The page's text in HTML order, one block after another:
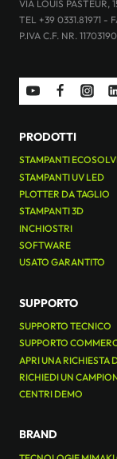
VIA LOUIS PASTEUR,
TEL +39 0331.81971 -
P.IVA C.F. NR.
PRODOTTI
STAMPANTI
STAMPANTI UV LED
PLOTTER DA TAGLIO
STAMPANTI 3D
INCHIOSTRI
SOFTWARE
USATO GARANTITO
SUPPORTO
SUPPORTO TECNICO
SUPPORTO
APRI UNA RICHIESTA
RICHIEDI UN
CENTRI DEMO
BRAND